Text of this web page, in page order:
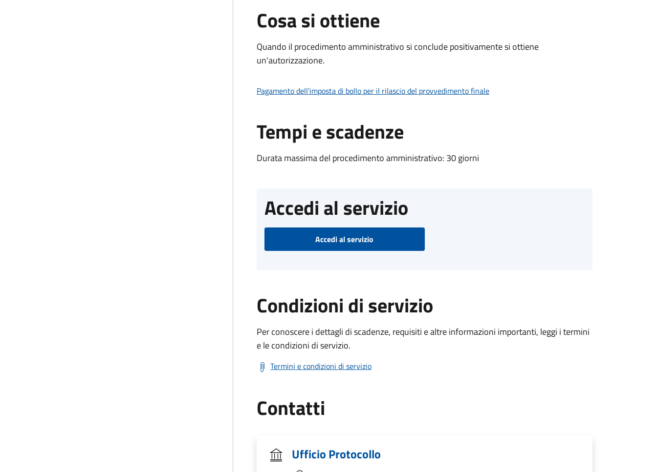
Cosa si ottiene
Quando il procedimento amministrativo si conclude positivamente si ottiene
un'autorizzazione.
Pagamento dell'imposta di bollo per il rilascio del provvedimento finale
Tempi e scadenze
Durata massima del procedimento amministrativo: 30 giorni
Accedi al servizio
Accedi al servizio
Condizioni di servizio
Per conoscere i dettagli di scadenze, requisiti e altre informazioni importanti, leggi i termini
e le condizioni di servizio.
Termini e condizioni di servizio
Contatti
Ufficio Protocollo